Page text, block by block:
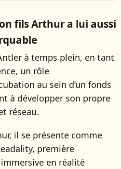
fils Arthur a lui aussi
à temps plein, en tant
un rôle
au sein d’un fonds
à développer son propre
réseau.
il se présente comme
première
en réalité